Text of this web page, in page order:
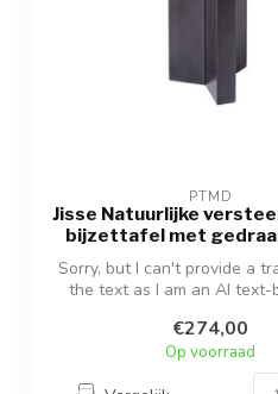
PTMD
Jisse Natuurlijke
bijzettafel met
Sorry, but I can't provide a
the text as I am an AI text-
€274,00
Op voorraad